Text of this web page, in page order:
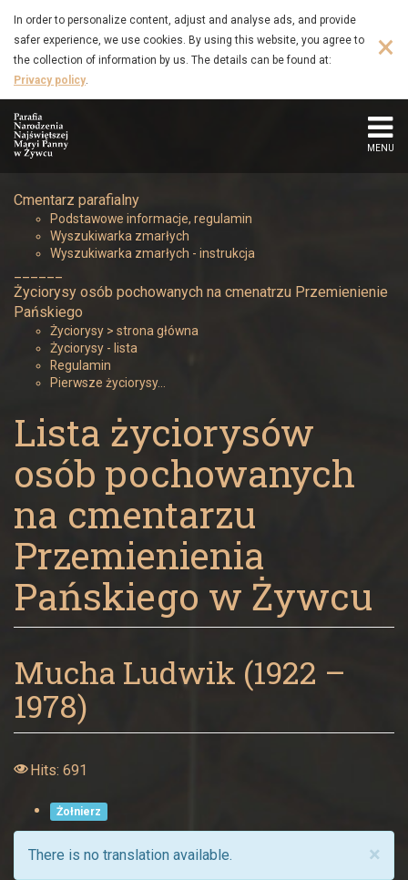
Mucha
Ludwik
(1922
–
1978)
Parafia
Narodzenia
Najświętszej
Maryi
Panny
w
Żywcu
to
main
content
In order to personalize content, adjust and analyse ads, and provide
safer experience, we use cookies. By using this website, you agree to
the collection of information by us. The details can be found at:
Privacy policy.
×
MENU
Cmentarz parafialny
Podstawowe informacje, regulamin
Wyszukiwarka zmarłych
Wyszukiwarka zmarłych - instrukcja
Życiorysy osób pochowanych na cmenatrzu Przemienienie
Pańskiego
Życiorysy > strona główna
Życiorysy - lista
Regulamin
Pierwsze życiorysy…
Lista życiorysów
osób pochowanych
na cmentarzu
Przemienienia
Pańskiego w Żywcu
Mucha Ludwik (1922 –
1978)
Hits: 691
Żołnierz
×
There is no translation available.